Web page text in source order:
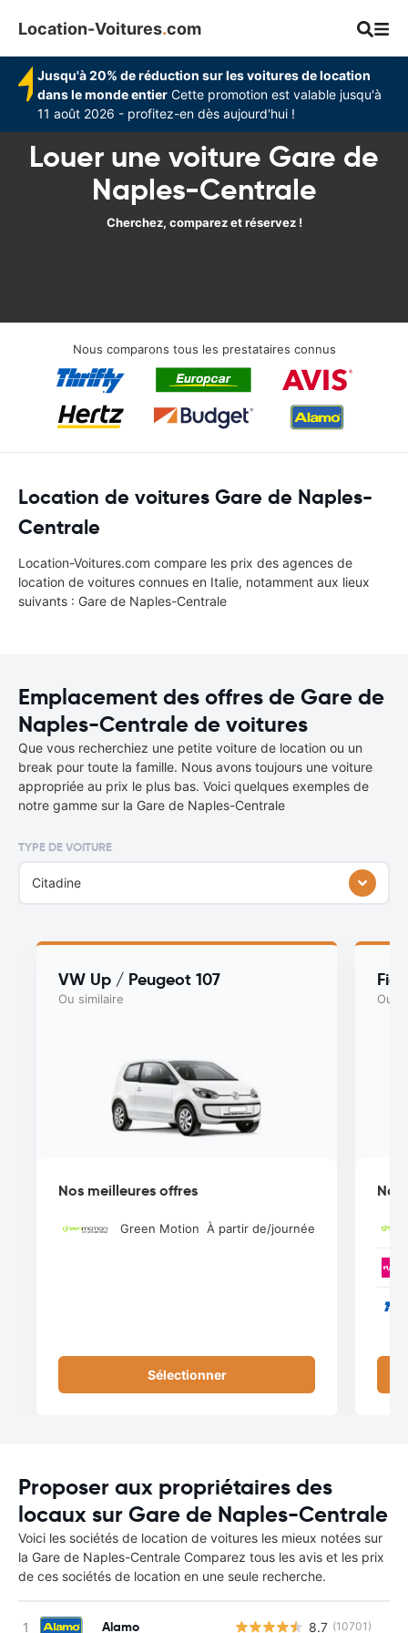
Location-Voitures.com
Jusqu'à 20% de réduction sur les voitures de location
dans le monde entier Cette promotion est valable jusqu'à
11 août 2026 - profitez-en dès aujourd'hui !
Louer une voiture Gare de
Naples-Centrale
Cherchez, comparez et réservez !
Nous comparons tous les prestataires connus
Location de voitures Gare de Naples-
Centrale
Location-Voitures.com compare les prix des agences de
location de voitures connues en Italie, notamment aux lieux
suivants : Gare de Naples-Centrale
Emplacement des offres de Gare de
Naples-Centrale de voitures
Que vous recherchiez une petite voiture de location ou un
break pour toute la famille. Nous avons toujours une voiture
appropriée au prix le plus bas. Voici quelques exemples de
notre gamme sur la Gare de Naples-Centrale
TYPE DE VOITURE
Citadine
VW Up / Peugeot 107
Ou similaire
Nos meilleures offres
Green Motion À partir de/journée
Sélectionner
Ou
Nos
Proposer aux propriétaires des
locaux sur Gare de Naples-Centrale
Voici les sociétés de location de voitures les mieux notées sur
la Gare de Naples-Centrale Comparez tous les avis et les prix
de ces sociétés de location en une seule recherche.
Alamo 8.7 (10701)